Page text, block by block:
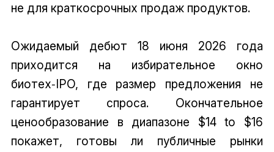
не для краткосрочных продаж продуктов.
Ожидаемый дебют 18 июня 2026 года
приходится на избирательное окно
биотех‑IPO, где размер предложения не
гарантирует спроса. Окончательное
ценообразование в диапазоне $14 to $16
покажет, готовы ли публичные рынки